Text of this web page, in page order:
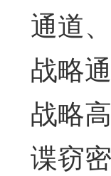
通道
战略
战略
谍窃